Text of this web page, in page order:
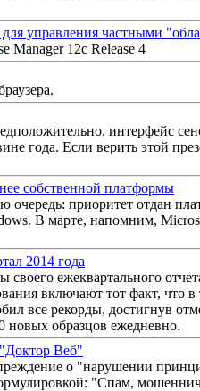
управления частными
Manager 12c Release 4
интерфейс
года. Если верить этой
собственной платформы
приоритет отдан
В марте, напомним,
2014 года
ежеквартального
включают тот факт, что в
все рекорды, достигнув
новых образцов ежедневно.
Веб"
о "нарушении
"Спам,